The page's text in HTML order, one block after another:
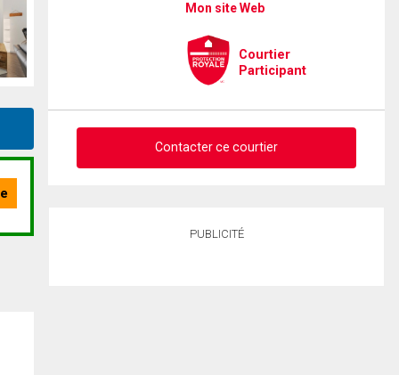
Mon site Web
Courtier
Participant
Contacter ce courtier
PUBLICITÉ